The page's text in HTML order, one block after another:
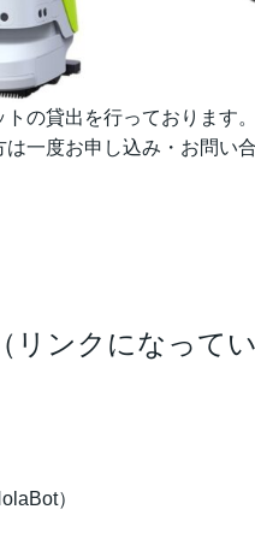
の貸出を行っております
一度お申し込み・お問い
リンクになってい
）